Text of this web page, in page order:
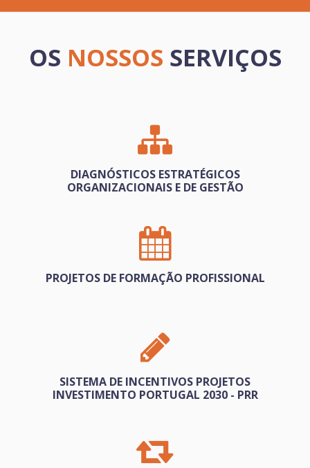
OS NOSSOS SERVIÇOS
DIAGNÓSTICOS ESTRATÉGICOS
ORGANIZACIONAIS E DE GESTÃO
PROJETOS DE FORMAÇÃO PROFISSIONAL
SISTEMA DE INCENTIVOS PROJETOS
INVESTIMENTO PORTUGAL 2030 - PRR